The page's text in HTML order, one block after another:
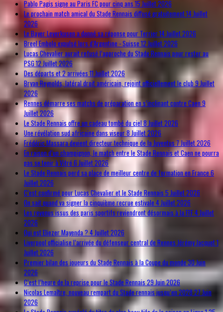
Pablo Pagis signe au Paris FC pour cinq ans 15 Juillet 2026
Le prochain match amical du Stade Rennais diffusé gratuitement14 Juillet
2026
Le Bayer Leverkusen a donné sa réponse pour Terrier14 Juillet 2026
Breel Embolo expulsé lors d’Argentine - Suisse 12 Juillet 2026
Lucas Chevalier aurait refusé l’approche du Stade Rennais pour rester au
PSG12 Juillet 2026
Des départs et 2 arrivées 11 Juillet 2026
Bryan Reynolds, latéral droit américain, rejoint officiellement le club9 Juillet
2026
Rennes démarre ses matchs de préparation en s’inclinant contre Caen9
Juillet 2026
Le Stade Rennais offre un cadeau tombé du ciel8 Juillet 2026
Une révélation sud africaine dans viseur8 Juillet 2026
Frédéric Massara devient directeur technique de la Juventus7 Juillet 2026
En raison d’un champignon, le match entre le Stade Rennais et Caen ne pourra
pas se tenir à Vitré 6 Juillet 2026
Le Stade Rennais perd sa place de meilleur centre de formation en France6
Juillet 2026
C’est confirmé pour Lucas Chevalier et le Stade Rennais 5 Juillet 2026
On sait quand va signer la cinquième recrue estivale 4 Juillet 2026
Les revenus issus des paris sportifs reviendront désormais à la FFF4 Juillet
2026
Qui est Eliezer Mayenda ? 4 Juillet 2026
Liverpool officialise l’arrivée du défenseur central de Rennes Jérémy Jacquet1
Juillet 2026
Premier bilan des joueurs du Stade Rennais à la Coupe du monde30 Juin
2026
C’est l’heure de la reprise pour le Stade Rennais29 Juin 2026
Nicolas Lemaître, nouveau rempart du Stade rennais jusqu’en 202827 Juin
2026